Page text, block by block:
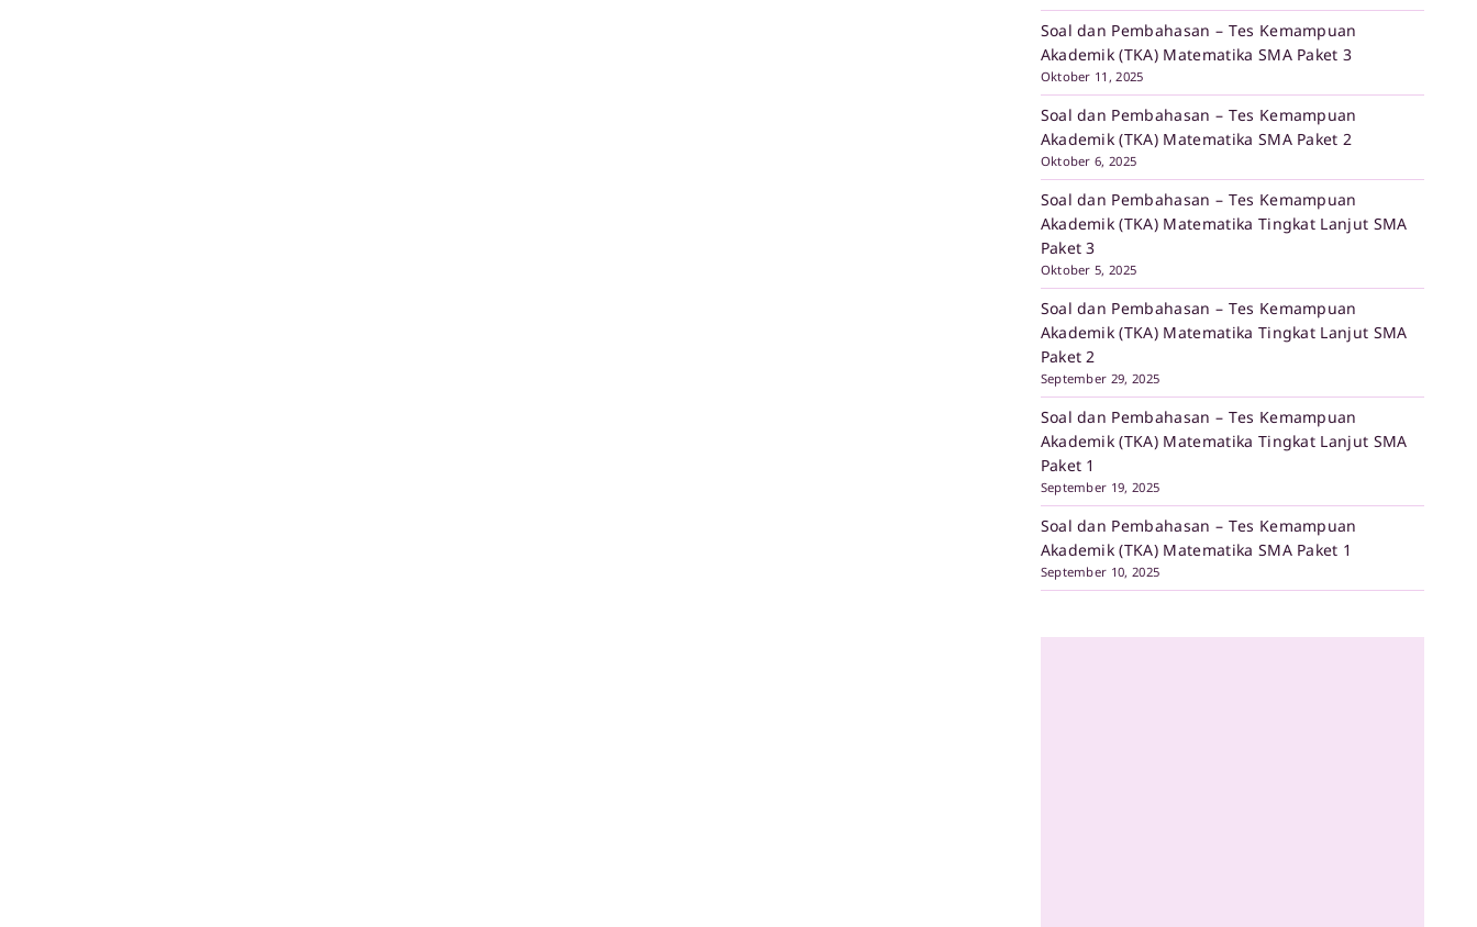
Soal dan Pembahasan – Tes Kemampuan
Akademik (TKA) Matematika SMA Paket 3
Oktober 11, 2025
Soal dan Pembahasan – Tes Kemampuan
Akademik (TKA) Matematika SMA Paket 2
Oktober 6, 2025
Soal dan Pembahasan – Tes Kemampuan
Akademik (TKA) Matematika Tingkat Lanjut SMA
Paket 3
Oktober 5, 2025
Soal dan Pembahasan – Tes Kemampuan
Akademik (TKA) Matematika Tingkat Lanjut SMA
Paket 2
September 29, 2025
Soal dan Pembahasan – Tes Kemampuan
Akademik (TKA) Matematika Tingkat Lanjut SMA
Paket 1
September 19, 2025
Soal dan Pembahasan – Tes Kemampuan
Akademik (TKA) Matematika SMA Paket 1
September 10, 2025